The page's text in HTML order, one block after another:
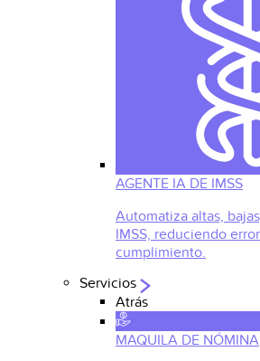
AGENTE IA DE IMSS
Automatiza altas,
IMSS, reduciendo
cumplimiento.
Servicios
Atrás
MAQUILA DE NÓMINA